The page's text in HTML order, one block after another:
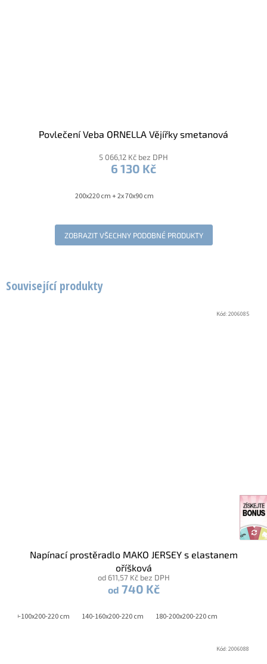
Související produkty
Napínací prostěradlo MAKO JERSEY s elastanem
oříšková
od 611,57 Kč bez DPH
od 740 Kč
90-100x200-220 cm 140-160x200-220 cm 180-200x200-220 cm
Kód:2006085
Kód:2006088
Povlečení Veba ORNELLA Vějířky smetanová
5 066,12 Kč bez DPH
6 130 Kč
200x220 cm + 2x 70x90 cm
ZOBRAZIT VŠECHNY PODOBNÉ PRODUKTY